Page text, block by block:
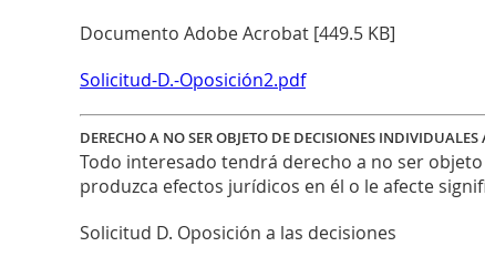
Documento Adobe Acrobat [449.5 KB]
Solicitud-D.-Oposición2.pdf
DERECHO A NO SER OBJETO DE DECISIONES
Todo interesado tendrá derecho a no ser
produzca efectos jurídicos en él o le afecte
Solicitud D. Oposición a las decisiones